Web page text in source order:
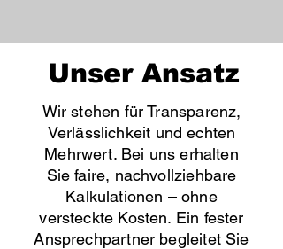
Unser Ansatz
Wir stehen für Transparenz,
Verlässlichkeit und echten
Mehrwert. Bei uns erhalten
Sie faire, nachvollziehbare
Kalkulationen – ohne
versteckte Kosten. Ein fester
Ansprechpartner begleitet Sie